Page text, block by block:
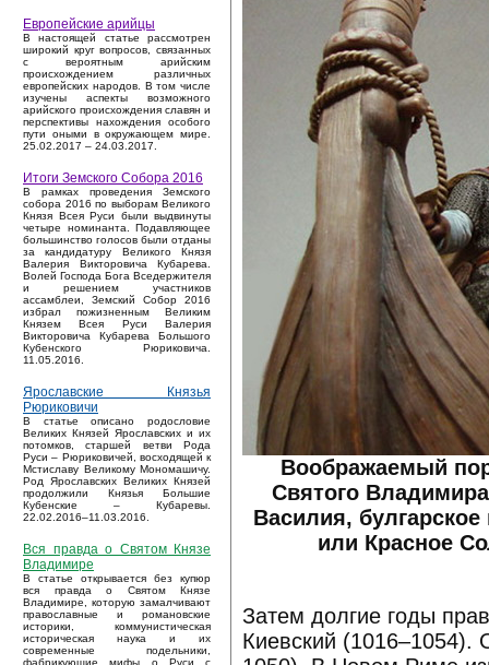
Европейские арийцы
В настоящей статье рассмотрен
широкий круг вопросов, связанных
с вероятным арийским
происхождением различных
европейских народов. В том числе
изучены аспекты возможного
арийского происхождения славян и
перспективы нахождения особого
пути оными в окружающем мире.
25.02.2017 – 24.03.2017.
Итоги Земского Собора 2016
В рамках проведения Земского
собора 2016 по выборам Великого
Князя Всея Руси были выдвинуты
четыре номинанта. Подавляющее
большинство голосов были отданы
за кандидатуру Великого Князя
Валерия Викторовича Кубарева.
Волей Господа Бога Вседержителя
и решением участников
ассамблеи, Земский Собор 2016
избрал пожизненным Великим
Князем Всея Руси Валерия
Викторовича Кубарева Большого
Кубенского Рюриковича.
11.05.2016.
Ярославские Князья
Рюриковичи
В статье описано родословие
Великих Князей Ярославских и их
потомков, старшей ветви Рода
Руси – Рюриковичей, восходящей к
Мстиславу Великому Мономашичу.
Род Ярославских Великих Князей
продолжили Князья Большие
Кубенские – Кубаревы.
22.02.2016–11.03.2016.
Вся правда о Святом Князе
Владимире
В статье открывается без купюр
вся правда о Святом Князе
Владимире, которую замалчивают
православные и романовские
историки, коммунистическая
историческая наука и их
современные подельники,
фабрикующие мифы о Руси с
Воображаемый
Святого
Василия,
или Красное
Затем долгие годы
Киевский (1016–1054).